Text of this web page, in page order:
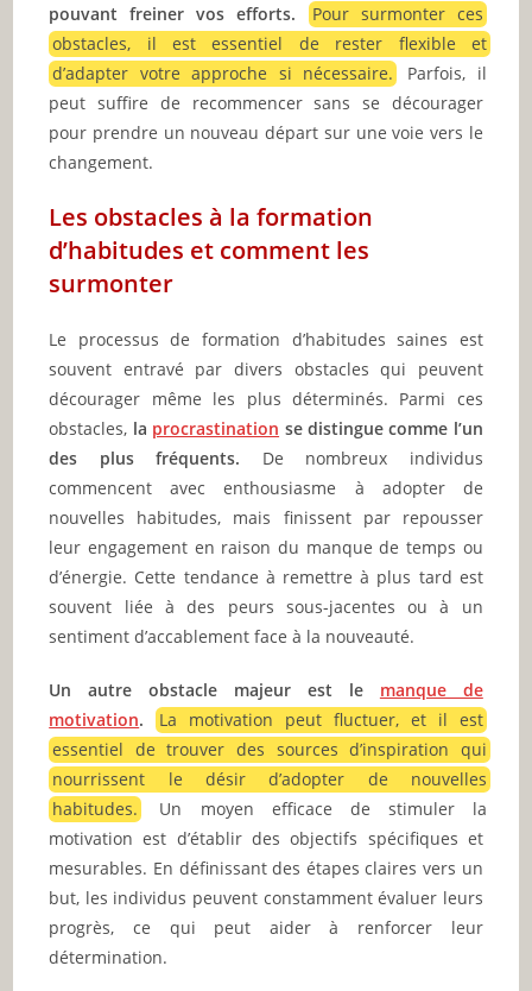
pouvant freiner vos efforts.
Pour surmonter ces
obstacles, il est essentiel de rester flexible et
d’adapter votre approche si nécessaire.
Parfois, il
peut suffire de recommencer sans se décourager
pour prendre un nouveau départ sur une voie vers le
changement.
Les obstacles à la formation
d’habitudes et comment les
surmonter
Le processus de formation d’habitudes saines est
souvent entravé par divers obstacles qui peuvent
décourager même les plus déterminés. Parmi ces
obstacles, la procrastination se distingue comme l’un
des plus fréquents. De nombreux individus
commencent avec enthousiasme à adopter de
nouvelles habitudes, mais finissent par repousser
leur engagement en raison du manque de temps ou
d’énergie. Cette tendance à remettre à plus tard est
souvent liée à des peurs sous-jacentes ou à un
sentiment d’accablement face à la nouveauté.
Un autre obstacle majeur est le manque de
motivation.
La motivation peut fluctuer, et il est
essentiel de trouver des sources d’inspiration qui
nourrissent le désir d’adopter de nouvelles
habitudes.
Un moyen efficace de stimuler la
motivation est d’établir des objectifs spécifiques et
mesurables. En définissant des étapes claires vers un
but, les individus peuvent constamment évaluer leurs
progrès, ce qui peut aider à renforcer leur
détermination.